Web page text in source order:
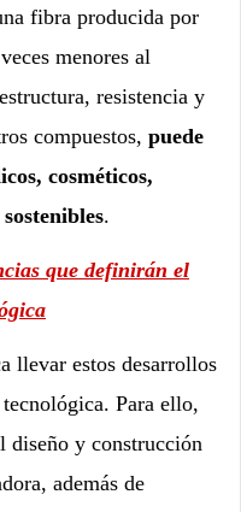
fibra producida por
menores al
resistencia y
compuestos, puede
cosméticos,
.
que definirán el
llevar estos desarrollos
Para ello,
diseño y construcción
además de